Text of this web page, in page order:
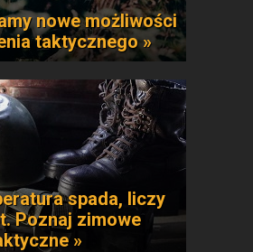
nowe możliwości
taktycznego »
spada, liczy
Poznaj zimowe
»